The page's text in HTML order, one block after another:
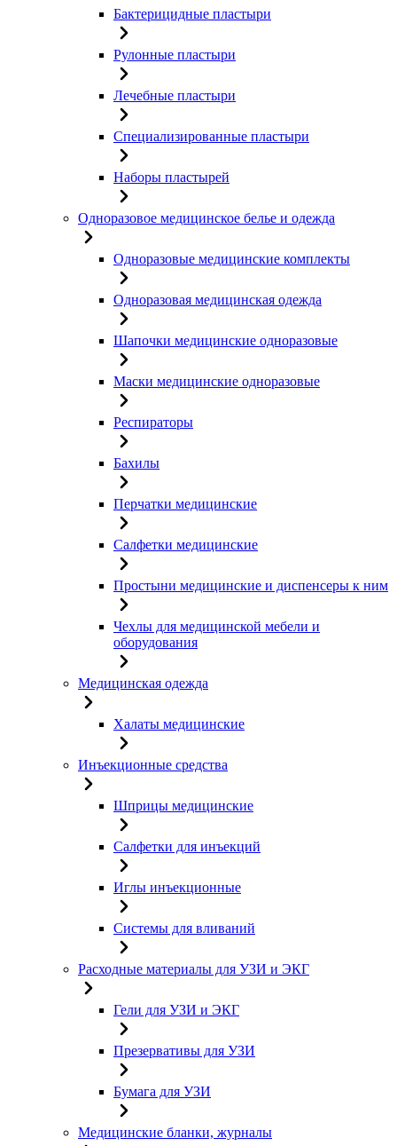
Бактерицидные пластыри
Рулонные пластыри
Лечебные пластыри
Специализированные пластыри
Наборы пластырей
Одноразовое медицинское белье и одежда
Одноразовые медицинские комплекты
Одноразовая медицинская одежда
Шапочки медицинские одноразовые
Маски медицинские одноразовые
Респираторы
Бахилы
Перчатки медицинские
Салфетки медицинские
Простыни медицинские и диспенсеры к ним
Чехлы для медицинской мебели и
оборудования
Медицинская одежда
Халаты медицинские
Инъекционные средства
Шприцы медицинские
Салфетки для инъекций
Иглы инъекционные
Системы для вливаний
Расходные материалы для УЗИ и ЭКГ
Гели для УЗИ и ЭКГ
Презервативы для УЗИ
Бумага для УЗИ
Медицинские бланки, журналы